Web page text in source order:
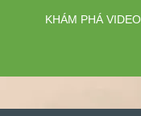
KHÁM PHÁ